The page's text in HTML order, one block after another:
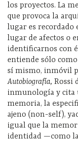
los proyectos. La
que provoca la
lugar es recordado
lugar de afectos o
identificarnos con
entiende sólo
sí mismo, inmóvil
Autobiografía, Rossi
inmunología y cita
memoria, la
ajeno (non-self),
igual que la
identidad —como